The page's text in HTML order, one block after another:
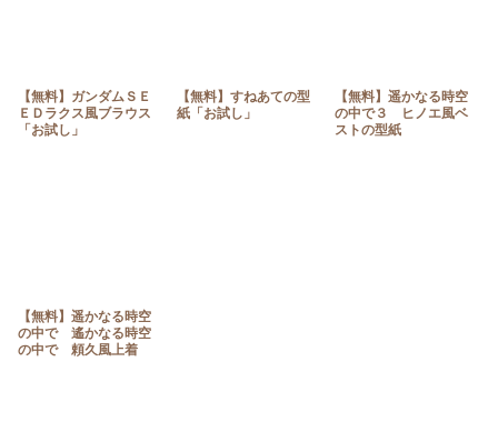
【無料】ガンダムＳＥ
ＥＤラクス風ブラウス
「お試し」
【無料】すねあての型
紙「お試し」
【無料】遥かなる時空
の中で３ ヒノエ風ベ
ストの型紙
【無料】遥かなる時空
の中で 遙かなる時空
の中で 頼久風上着